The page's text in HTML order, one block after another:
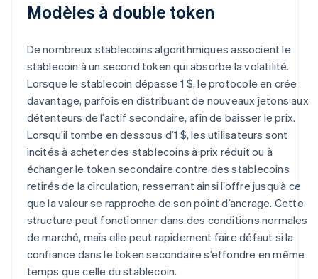
Modèles à double token
De nombreux stablecoins algorithmiques associent le
stablecoin à un second token qui absorbe la volatilité.
Lorsque le stablecoin dépasse 1 $, le protocole en crée
davantage, parfois en distribuant de nouveaux jetons aux
détenteurs de l’actif secondaire, afin de baisser le prix.
Lorsqu’il tombe en dessous d’1 $, les utilisateurs sont
incités à acheter des stablecoins à prix réduit ou à
échanger le token secondaire contre des stablecoins
retirés de la circulation, resserrant ainsi l’offre jusqu’à ce
que la valeur se rapproche de son point d’ancrage. Cette
structure peut fonctionner dans des conditions normales
de marché, mais elle peut rapidement faire défaut si la
confiance dans le token secondaire s’effondre en même
temps que celle du stablecoin.